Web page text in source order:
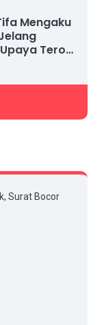
Mengaku
Teror